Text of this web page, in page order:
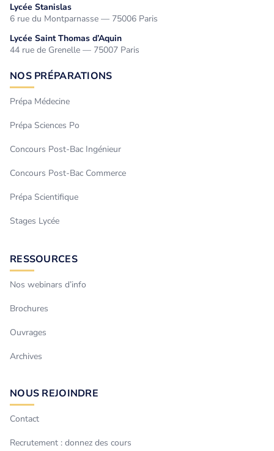
Lycée Stanislas
6 rue du Montparnasse — 75006 Paris
Lycée Saint Thomas d’Aquin
44 rue de Grenelle — 75007 Paris
NOS PRÉPARATIONS
Prépa Médecine
Prépa Sciences Po
Concours Post-Bac Ingénieur
Concours Post-Bac Commerce
Prépa Scientifique
Stages Lycée
RESSOURCES
Nos webinars d’info
Brochures
Ouvrages
Archives
NOUS REJOINDRE
Contact
Recrutement : donnez des cours